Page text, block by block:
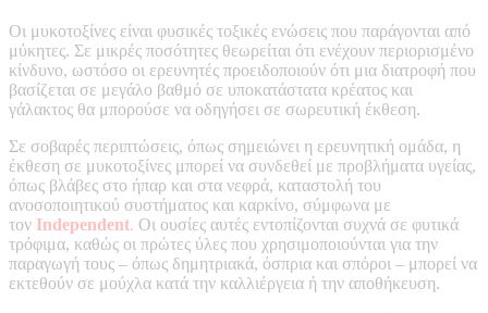
Οι μυκοτοξίνες είναι φυσικές τοξικές ενώσεις που παράγονται από
μύκητες. Σε μικρές ποσότητες θεωρείται ότι ενέχουν περιορισμένο
κίνδυνο, ωστόσο οι ερευνητές προειδοποιούν ότι μια διατροφή που
βασίζεται σε μεγάλο βαθμό σε υποκατάστατα κρέατος και
γάλακτος θα μπορούσε να οδηγήσει σε σωρευτική έκθεση.
Σε σοβαρές περιπτώσεις, όπως σημειώνει η ερευνητική ομάδα, η
έκθεση σε μυκοτοξίνες μπορεί να συνδεθεί με προβλήματα υγείας,
όπως βλάβες στο ήπαρ και στα νεφρά, καταστολή του
ανοσοποιητικού συστήματος και καρκίνο, σύμφωνα με
τον Independent. Οι ουσίες αυτές εντοπίζονται συχνά σε φυτικά
τρόφιμα, καθώς οι πρώτες ύλες που χρησιμοποιούνται για την
παραγωγή τους – όπως δημητριακά, όσπρια και σπόροι – μπορεί να
εκτεθούν σε μούχλα κατά την καλλιέργεια ή την αποθήκευση.